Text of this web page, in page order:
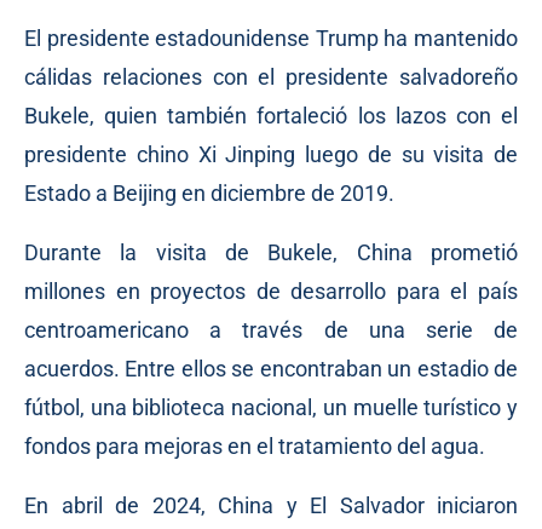
El presidente estadounidense Trump ha mantenido
cálidas relaciones con el presidente salvadoreño
Bukele, quien también fortaleció los lazos con el
presidente chino Xi Jinping luego de su visita de
Estado a Beijing en diciembre de 2019.
Durante la visita de Bukele, China prometió
millones en proyectos de desarrollo para el país
centroamericano a través de una serie de
acuerdos. Entre ellos se encontraban un estadio de
fútbol, una biblioteca nacional, un muelle turístico y
fondos para mejoras en el tratamiento del agua.
En abril de 2024, China y El Salvador iniciaron